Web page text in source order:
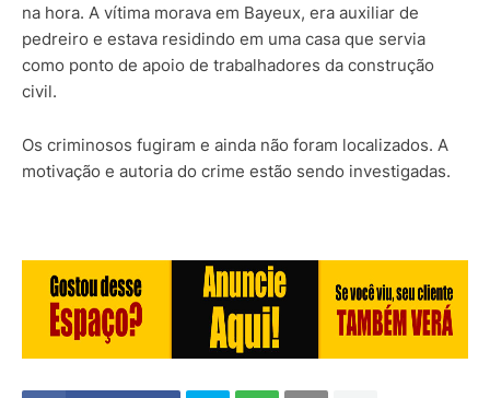
na hora. A vítima morava em Bayeux, era auxiliar de
pedreiro e estava residindo em uma casa que servia
como ponto de apoio de trabalhadores da construção
civil.
Os criminosos fugiram e ainda não foram localizados. A
motivação e autoria do crime estão sendo investigadas.